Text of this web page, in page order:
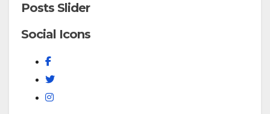
Posts Slider
Social Icons
Facebook
Twitter
Instagram